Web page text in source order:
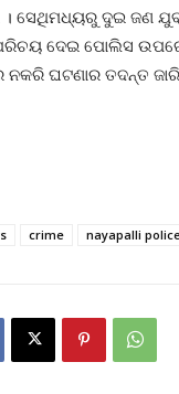
ସେଥିମଧ୍ୟରୁ ଦୁଇ ଜଣ
ଦେଇ ପୋଲିସ ଉପରେ
ନକରି ଘଟଣାର ତଦନ୍ତ
crime nayapalli